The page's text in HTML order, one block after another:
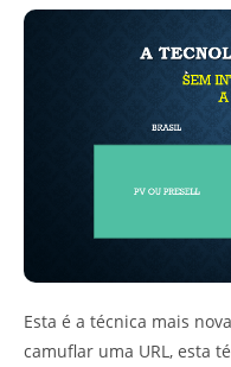
Esta é a técnica mais
camuflar uma URL, esta